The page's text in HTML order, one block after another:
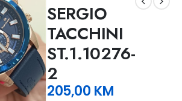
SERGIO
TACCHINI
ST.1.10276-
2
205,00 KM